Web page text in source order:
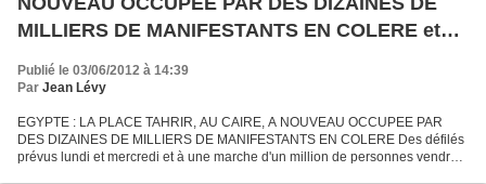
MILLIERS DE MANIFESTANTS EN COLERE et
des défilés prévus lundi et mercredi et à une
Publié le 03/06/2012 à 14:39
Par Jean Lévy
EGYPTE : LA PLACE TAHRIR, AU CAIRE, A NOUVEAU OCCUPEE PAR
DES DIZAINES DE MILLIERS DE MANIFESTANTS EN COLERE Des défilés
prévus lundi et mercredi et à une marche d'un million de personnes vendredi